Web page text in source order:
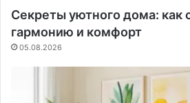
Секреты уютного дома: как
гармонию и комфорт
05.08.2026